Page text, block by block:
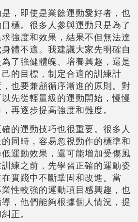
，即使是業餘運動愛好者，也
標。很多人參與運動只是為了
強度和效果，結果不但無法達
體不適。我建議大家先明確自
了強健體魄、培養興趣，還是
的目標，制定合適的訓練計
也要兼顧循序漸進的原則。對
先從輕量級的運動開始，慢慢
再逐步提高強度和難度。
的運動技巧也很重要。很多人
同時，容易忽視動作的標準和
運動效果，還可能增加受傷風
練之前，先學習正確的運動姿
實踐中不斷鞏固和改進。當
性較強的運動項目感興趣，也
，他們能夠根據個人情況，提
正。